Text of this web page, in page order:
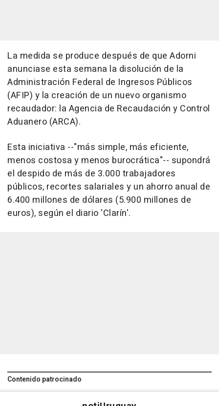
La medida se produce después de que Adorni
anunciase esta semana la disolución de la
Administración Federal de Ingresos Públicos
(AFIP) y la creación de un nuevo organismo
recaudador: la Agencia de Recaudación y Control
Aduanero (ARCA).
Esta iniciativa --"más simple, más eficiente,
menos costosa y menos burocrática"-- supondrá
el despido de más de 3.000 trabajadores
públicos, recortes salariales y un ahorro anual de
6.400 millones de dólares (5.900 millones de
euros), según el diario 'Clarín'.
Contenido patrocinado